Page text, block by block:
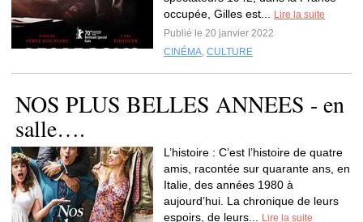
occupée, Gilles est...
Lire la suite
Publié le 20 janvier 2022
CINÉMA, CULTURE
NOS PLUS BELLES ANNEES - en
salle….
L’histoire : C’est l’histoire de quatre
amis, racontée sur quarante ans, en
Italie, des années 1980 à
aujourd’hui. La chronique de leurs
espoirs, de leurs...
Lire la suite